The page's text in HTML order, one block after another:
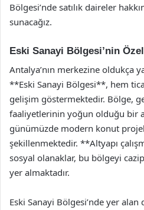
Bölgesi’nde satılık daireler
sunacağız.
Eski Sanayi Bölgesi’nin
Antalya’nın merkezine oldukça
**Eski Sanayi Bölgesi**, hem
gelişim göstermektedir. Bölge,
faaliyetlerinin yoğun olduğu bir
günümüzde modern konut
şekillenmektedir. **Altyapı
sosyal olanaklar, bu bölgeyi
yer almaktadır.
Eski Sanayi Bölgesi’nde yer